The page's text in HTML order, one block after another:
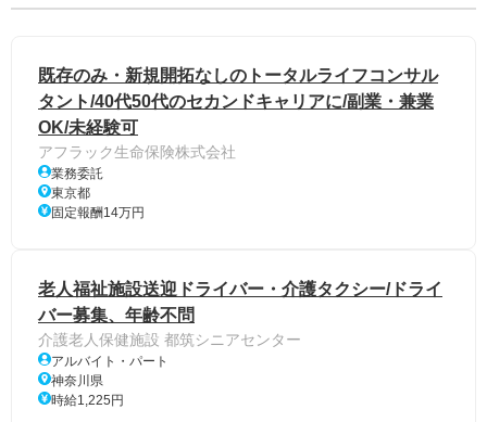
既存のみ・新規開拓なしのトータルライフコンサル
タント/40代50代のセカンドキャリアに/副業・兼業
OK/未経験可
アフラック生命保険株式会社
業務委託
東京都
固定報酬14万円
老人福祉施設送迎ドライバー・介護タクシー/ドライ
バー募集、年齢不問
介護老人保健施設 都筑シニアセンター
アルバイト・パート
神奈川県
時給1,225円